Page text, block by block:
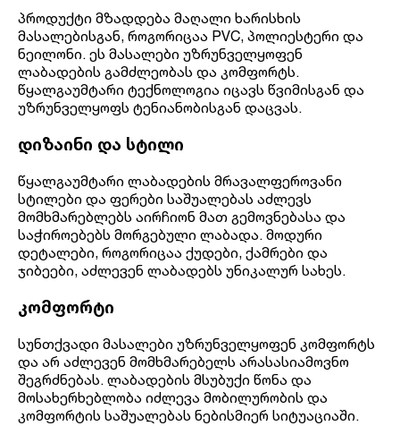
პროდუქტი მზადდება მაღალი ხარისხის
მასალებისგან, როგორიცაა PVC, პოლიესტერი და
ნეილონი. ეს მასალები უზრუნველყოფენ
ლაბადების გამძლეობას და კომფორტს.
წყალგაუმტარი ტექნოლოგია იცავს წვიმისგან და
უზრუნველყოფს ტენიანობისგან დაცვას.
დიზაინი და სტილი
წყალგაუმტარი ლაბადების მრავალფეროვანი
სტილები და ფერები საშუალებას აძლევს
მომხმარებლებს აირჩიონ მათ გემოვნებასა და
საჭიროებებს მორგებული ლაბადა. მოდური
დეტალები, როგორიცაა ქუდები, ქამრები და
ჯიბეები, აძლევენ ლაბადებს უნიკალურ სახეს.
კომფორტი
სუნთქვადი მასალები უზრუნველყოფენ კომფორტს
და არ აძლევენ მომხმარებელს არასასიამოვნო
შეგრძნებას. ლაბადების მსუბუქი წონა და
მოსახერხებლობა იძლევა მობილურობის და
კომფორტის საშუალებას ნებისმიერ სიტუაციაში.